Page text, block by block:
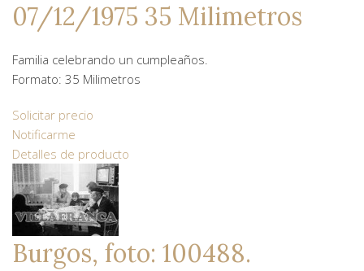
07/12/1975 35 Milimetros
Familia celebrando un cumpleaños.
Formato: 35 Milimetros
Solicitar precio
Notificarme
Detalles de producto
Burgos, foto: 100488.